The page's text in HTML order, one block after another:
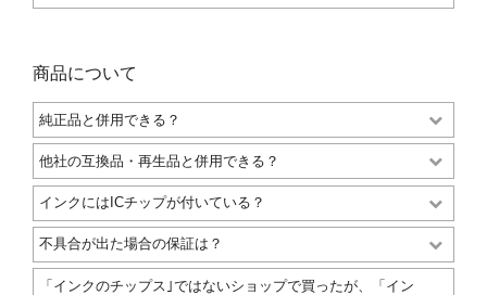
商品について
純正品と併用できる？
他社の互換品・再生品と併用できる？
インクにはICチップが付いている？
不具合が出た場合の保証は？
「インクのチップス｣ではないショップで買ったが、「イン